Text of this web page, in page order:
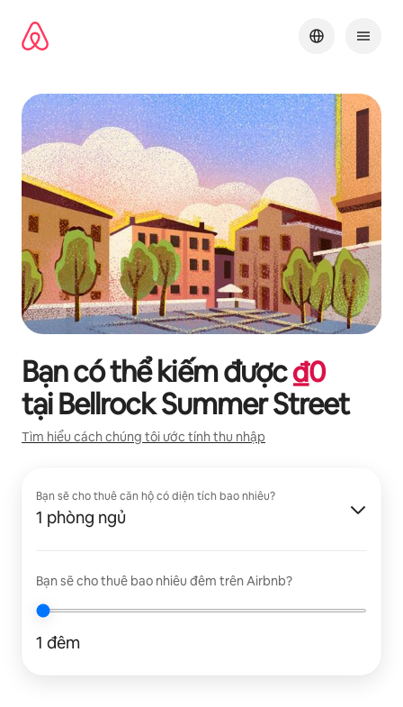
Bạn có thể kiếm được₫0
tạiBellrock Summer Street
Tìm hiểu cách chúng tôi ước tính thu nhập
Bạn sẽ cho thuê căn hộ có diện tích bao nhiêu?
1 phòng ngủ
Bạn sẽ cho thuê bao nhiêu đêm trên Airbnb?
1 đêm